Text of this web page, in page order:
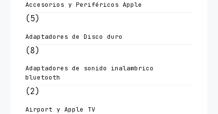
Accesorios y Periféricos Apple
(5)
Adaptadores de Disco duro
(8)
Adaptadores de sonido inalambrico
bluetooth
(2)
Airport y Apple TV